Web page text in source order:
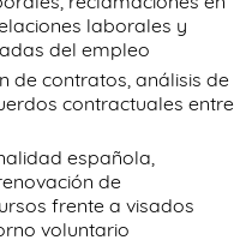
laborales y
del empleo
de contratos, análisis de
contractuales entre
española,
de
frente a visados
voluntario